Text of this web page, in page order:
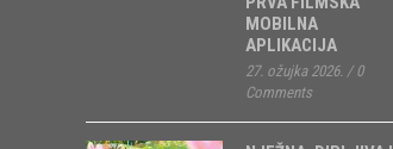
MOBILNA
APLIKACIJA
27. ožujka 2026. / 0
Comments